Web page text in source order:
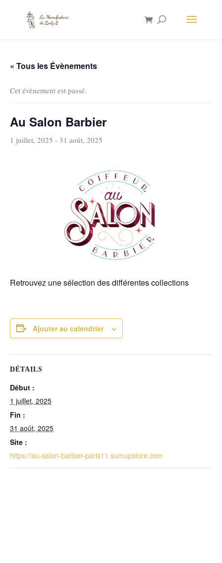
« Tous les Évènements
Cet évènement est passé.
Au Salon Barbier
1 juillet, 2025 - 31 août, 2025
Retrouvez une sélection des différentes collections
Ajouter au calendrier
DÉTAILS
Début :
1 juillet, 2025
Fin :
31 août, 2025
Site :
https://au-salon-barbier-paris11.sumupstore.com